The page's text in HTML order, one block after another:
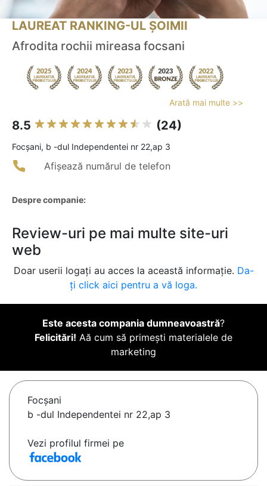
LAUREAT RANKING-UL ȘOIMII
Afrodita rochii mireasa focsani
Arată mai multe >>
8.5 (24)
Focşani, b -dul Independentei nr 22,ap 3
Afișează numărul de telefon
Despre companie:
Review-uri pe mai multe site-uri
web
Doar userii logați au acces la această informație. Da-
ți click aici pentru a vă loga.
Este acesta compania dumneavoastră?
Felicitări! Aă cum să primești materialele de
marketing
Focşani
b -dul Independentei nr 22,ap 3
Vezi profilul firmei pe